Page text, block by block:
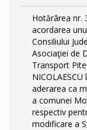
Hotărârea nr.
acordarea
Consiliului
Asociaţiei de
Transport
aderarea ca
a comunei
respectiv
modificare a